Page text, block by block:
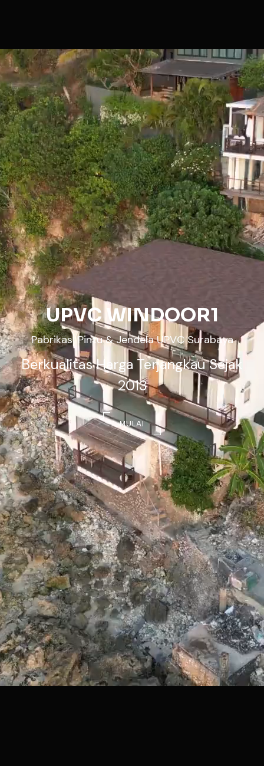
UPVC WINDOOR1
Pabrikasi Pintu & Jendela UPVC Surabaya
Berkualitas Harga Terjangkau Sejak
2013
MULAI